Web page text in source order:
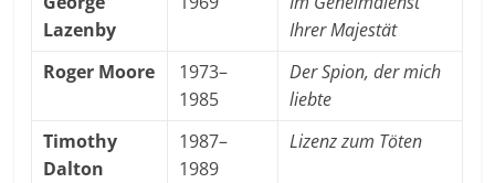
Lazenby
Ihrer Majestät
Roger Moore
1973–
1985
Der Spion, der mich
liebte
Timothy
Dalton
1987–
1989
Lizenz zum Töten